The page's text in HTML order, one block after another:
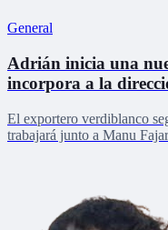
General
Adrián inicia una
incorpora a la
El exportero verdiblanco
trabajará junto a Manu